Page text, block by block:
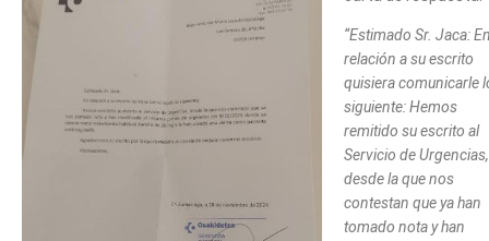
“Estimado Sr. Jaca:
relación a su escrito
quisiera comunicarle
siguiente: Hemos
remitido su escrito al
Servicio de Urgencias,
desde la que nos
contestan que ya han
tomado nota y han